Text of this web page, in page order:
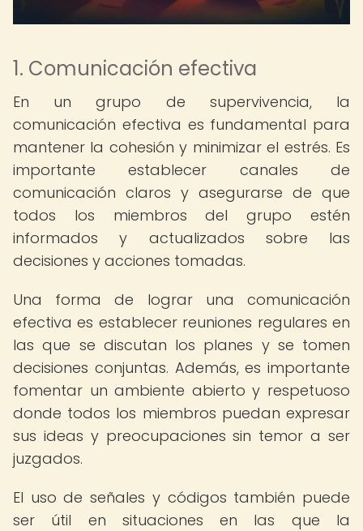
1. Comunicación efectiva
En un grupo de supervivencia, la
comunicación efectiva es fundamental para
mantener la cohesión y minimizar el estrés. Es
importante establecer canales de
comunicación claros y asegurarse de que
todos los miembros del grupo estén
informados y actualizados sobre las
decisiones y acciones tomadas.
Una forma de lograr una comunicación
efectiva es establecer reuniones regulares en
las que se discutan los planes y se tomen
decisiones conjuntas. Además, es importante
fomentar un ambiente abierto y respetuoso
donde todos los miembros puedan expresar
sus ideas y preocupaciones sin temor a ser
juzgados.
El uso de señales y códigos también puede
ser útil en situaciones en las que la